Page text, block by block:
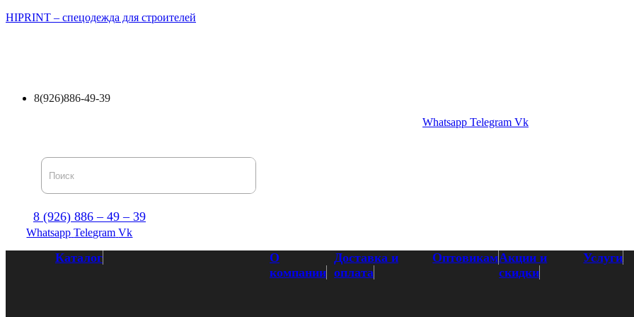
HIPRINT – спецодежда для строителей
8(926)886-49-39
Whatsapp Telegram Vk
8 (926) 886 – 49 – 39
Whatsapp Telegram Vk
Каталог
О
компании
Доставка и
оплата
ОптовикамАкции и
скидки
Услуги